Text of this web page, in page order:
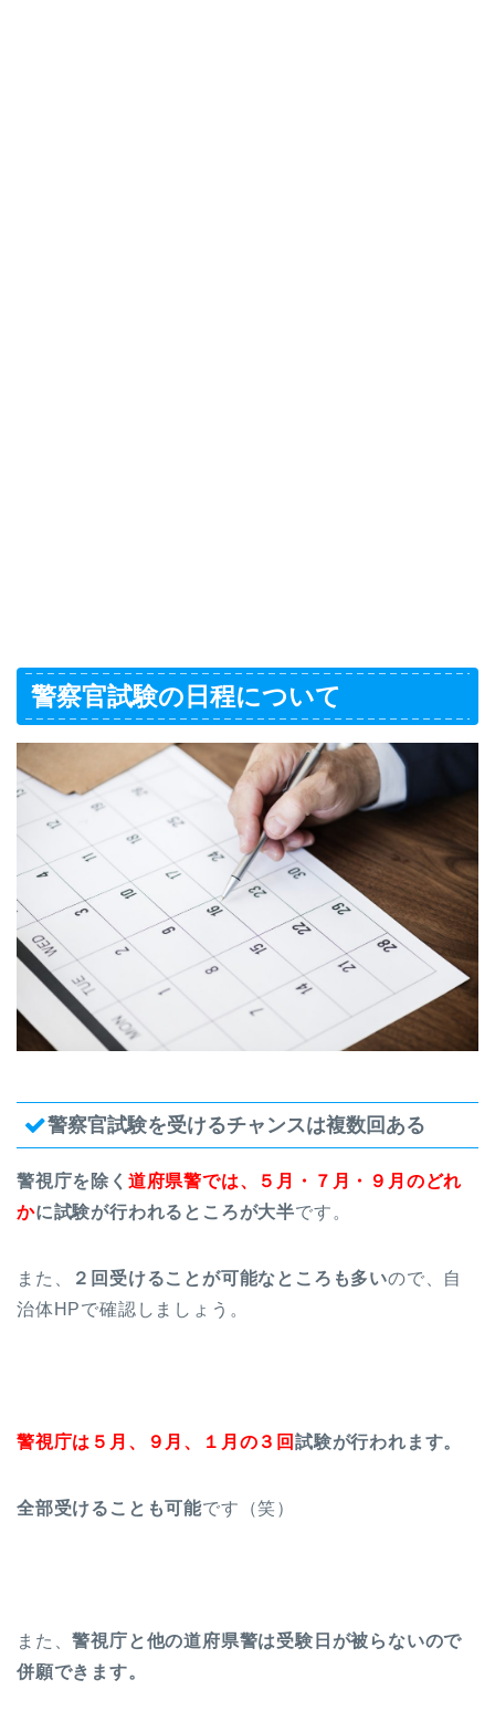
警察官試験の日程について
警察官試験を受けるチャンスは複数回ある
警視庁を除く 道府県警では、５月・７月・９月のどれ
かに試験が行われるところが大半です。
また、 ２回受けることが可能なところも多いので、自
治体HPで確認しましょう。
警視庁は５月、９月、１月の３回試験が行われます。
全部受けることも可能です（笑）
また、警視庁と他の道府県警は受験日が被らないので
併願できます。